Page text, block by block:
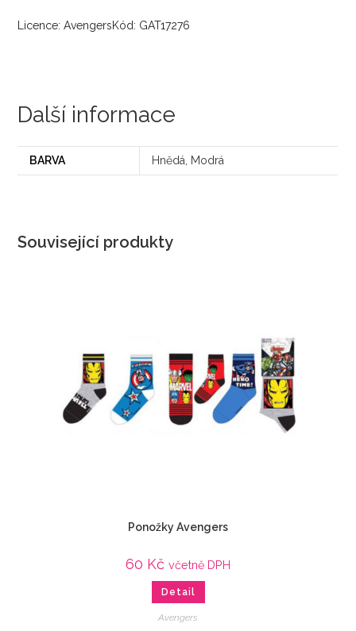
Licence: AvengersKód: GAT17276
Další informace
BARVA Hnědá, Modrá
Související produkty
Ponožky Avengers
60 Kč včetně DPH
Detail
Avengers